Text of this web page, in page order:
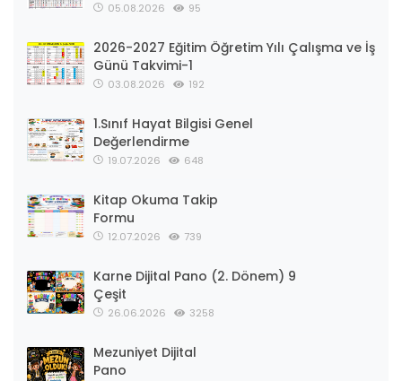
05.08.2026 95
2026-2027 Eğitim Öğretim Yılı Çalışma ve İş
Günü Takvimi-1
03.08.2026 192
1.Sınıf Hayat Bilgisi Genel
Değerlendirme
19.07.2026 648
Kitap Okuma Takip
Formu
12.07.2026 739
Karne Dijital Pano (2. Dönem) 9
Çeşit
26.06.2026 3258
Mezuniyet Dijital
Pano